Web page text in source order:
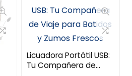
Licuadora Portátil USB:
Tu Compañera de